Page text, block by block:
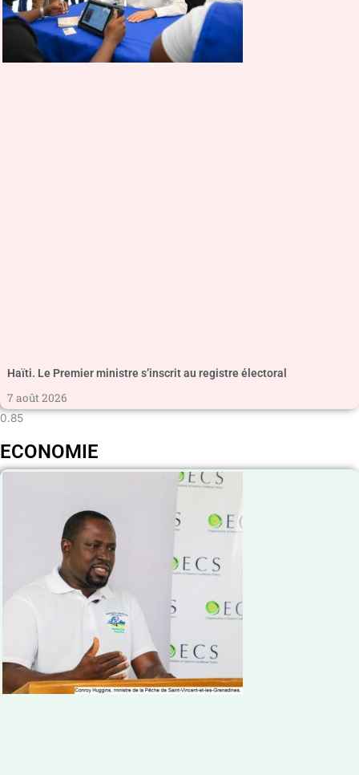
Haïti. Le Premier ministre s’inscrit au registre électoral
7 août 2026
ECONOMIE